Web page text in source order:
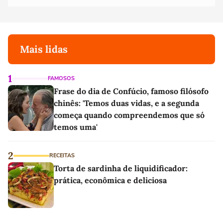
Mais lidas
1 FAMOSOS
Frase do dia de Confúcio, famoso filósofo
chinês: 'Temos duas vidas, e a segunda
começa quando compreendemos que só
temos uma'
2 RECEITAS
Torta de sardinha de liquidificador:
prática, econômica e deliciosa